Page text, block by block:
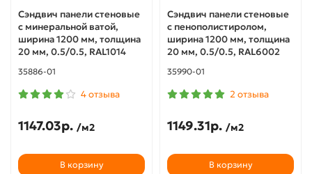
Сэндвич панели стеновые
с минеральной ватой,
ширина 1200 мм, толщина
20 мм, 0.5/0.5, RAL1014
35886-01
4 отзыва
1147.03р. /м2
В корзину
Сэндвич панели стеновые
с пенополистиролом,
ширина 1200 мм, толщина
20 мм, 0.5/0.5, RAL6002
35990-01
2 отзыва
1149.31р. /м2
В корзину